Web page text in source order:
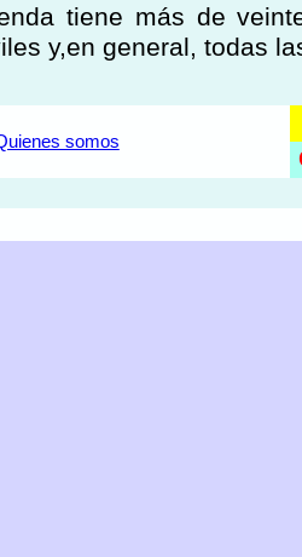
tiene más de
y,en general, todas
somos